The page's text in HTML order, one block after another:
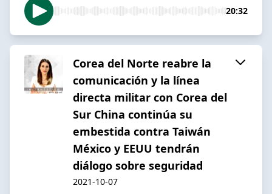
20:32
Corea del Norte reabre la
comunicación y la línea
directa militar con Corea del
Sur China continúa su
embestida contra Taiwán
México y EEUU tendrán
diálogo sobre seguridad
2021-10-07